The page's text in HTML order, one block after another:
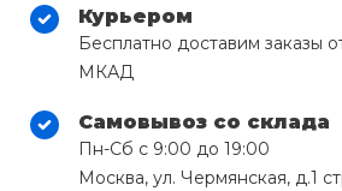
Курьером
Бесплатно доставим заказы
МКАД
Самовывоз со склада
Пн-Сб с 9:00 до 19:00
Москва, ул. Чермянская, д.1